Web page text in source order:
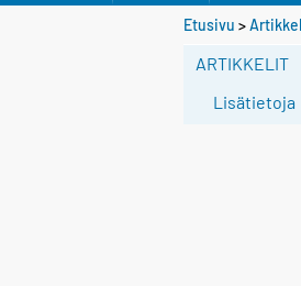
Etusivu >
ARTIKKELIT
Lisätietoja